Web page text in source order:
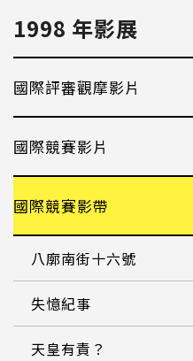
1998 年影展
國際評審觀摩影片
國際競賽影片
國際競賽影帶
八廓南街十六號
失憶紀事
天皇有責？